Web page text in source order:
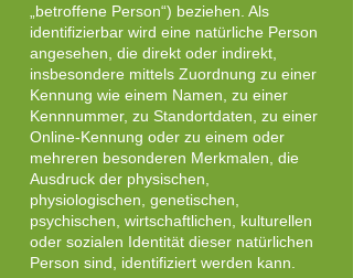
„betroffene Person“) beziehen. Als
identifizierbar wird eine natürliche Person
angesehen, die direkt oder indirekt,
insbesondere mittels Zuordnung zu einer
Kennung wie einem Namen, zu einer
Kennnummer, zu Standortdaten, zu einer
Online-Kennung oder zu einem oder
mehreren besonderen Merkmalen, die
Ausdruck der physischen,
physiologischen, genetischen,
psychischen, wirtschaftlichen, kulturellen
oder sozialen Identität dieser natürlichen
Person sind, identifiziert werden kann.